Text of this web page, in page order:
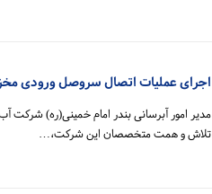
اجرای عملیات اتصال سروصل ورودی
مدیر امور آبرسانی بندر امام خمینی(ره)
تلاش و همت متخصصان این شرکت،…